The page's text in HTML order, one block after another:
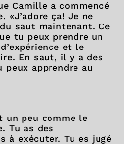
Camille a commencé
«J’adore ça! Je ne
saut maintenant. Ce
tu peux prendre un
et le
En saut, il y a des
apprendre au
un peu comme le
Tu as des
à exécuter. Tu es jugé